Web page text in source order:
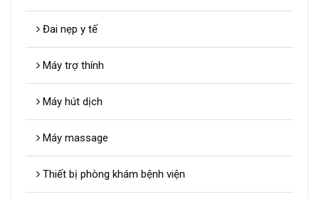
Đai nẹp y tế
Máy trợ thính
Máy hút dịch
Máy massage
Thiết bị phòng khám bệnh viện